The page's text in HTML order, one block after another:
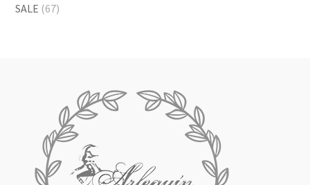
SALE (67)